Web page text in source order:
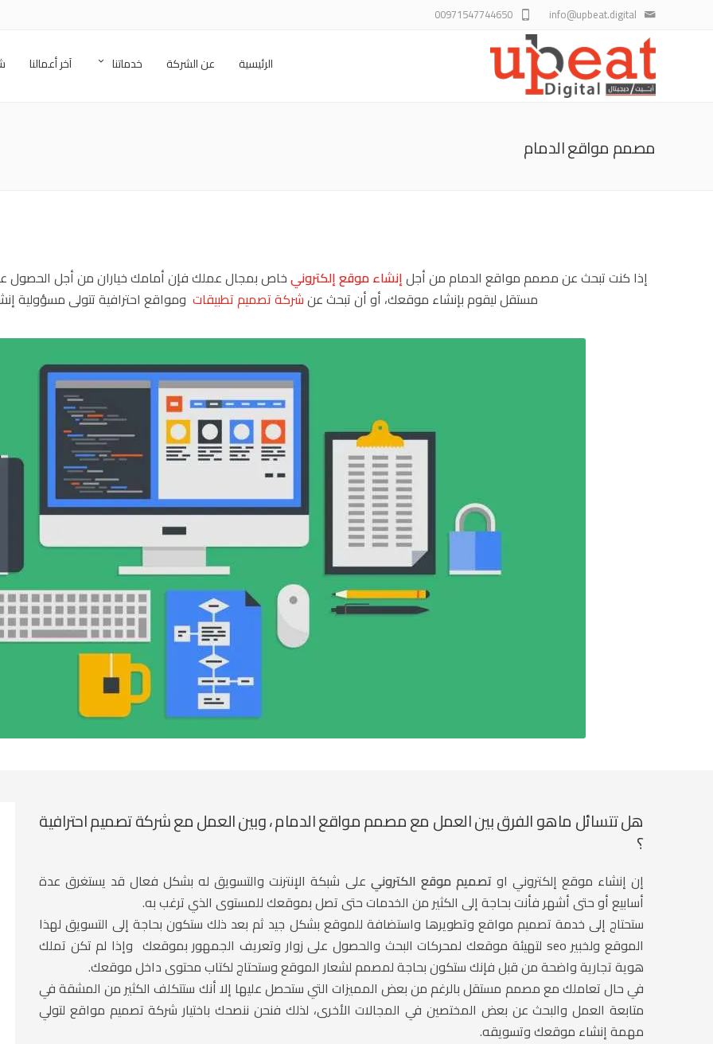
info@upbeat.digital
00971547744650
الرئيسية عن الشركة خدماتنا آخر أعمالنا
مصمم مواقع الدمام
إذا كنت تبحث عنمصمم مواقع الدماممن أجلإنشاء موقع إلكترونيخاص بمجال عملك فإن أمامك خياران من أجل الحصول
مستقل ليقوم بإنشاء موقعك، أو أن تبحث عنشركة تصميم تطبيقات ومواقع احترافية تتولى مسؤولية
هل تتسائل ماهو الفرق بين العمل مع مصمم مواقع الدمام ، وبين العمل مع شركة تصميم احترافية
؟
إن إنشاء موقع إلكتروني اوتصميم موقع الكتروني على شبكة الإنترنت والتسويق له بشكل فعال قد يستغرق عدة
أسابيع أو حتى أشهر فأنت بحاجة إلى الكثير من الخدمات حتى تصل بموقعك للمستوى الذي ترغب به.
ستحتاج إلى خدمة تصميم مواقع وتطويرها واستضافة للموقع بشكل جيد ثم بعد ذلك ستكون بحاجة إلى التسويق لهذا
الموقع ولخبير seo لتهيئة موقعك لمحركات البحث والحصول على زوار وتعريف الجمهور بموقعك وإذا لم تكن تملك
هوية تجارية واضحة من قبل فإنك ستكون بحاجة لمصمم لشعار الموقع وستحتاج لكتاب محتوى داخل موقعك.
في حال تعاملك مع مصمم مستقل بالرغم من بعض المميزات التي ستحصل عليها إلا أنك ستتكلف الكثير من المشقة في
متابعة العمل والبحث عن بعض المختصين في المجالات الأخرى، لذلك فنحن ننصحك باختيار شركة تصميم مواقع لتولي
مهمة إنشاء موقعك وتسويقه.